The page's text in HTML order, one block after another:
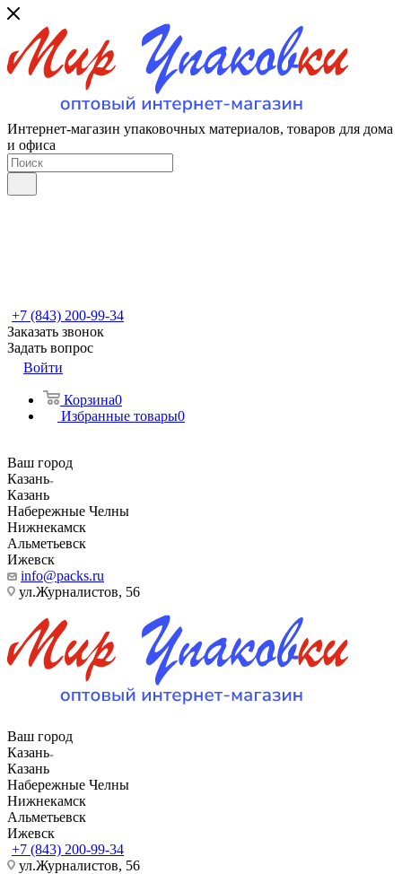
Интернет-магазин упаковочных материалов, товаров для дома
и офиса
+7 (843) 200-99-34
Заказать звонок
Задать вопрос
Войти
Корзина0
Избранные товары0
Ваш город
Казань
Казань
Набережные Челны
Нижнекамск
Альметьевск
Ижевск
info@packs.ru
ул.Журналистов, 56
Ваш город
Казань
Казань
Набережные Челны
Нижнекамск
Альметьевск
Ижевск
+7 (843) 200-99-34
ул.Журналистов, 56